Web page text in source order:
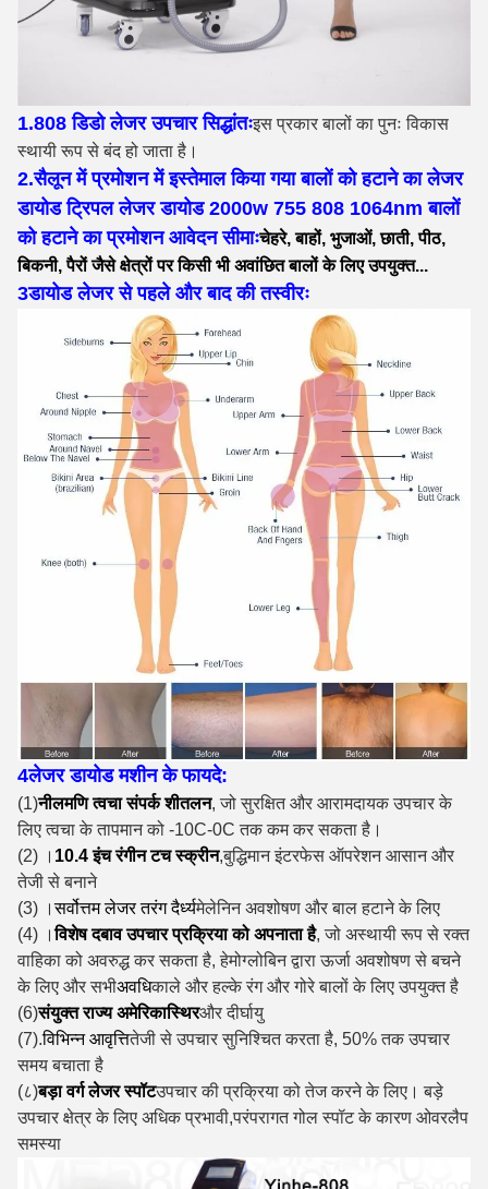
1.808 डिडो लेजर उपचार सिद्धांतःइस प्रकार बालों का पुनः विकास
स्थायी रूप से बंद हो जाता है।
2.सैलून में प्रमोशन में इस्तेमाल किया गया बालों को हटाने का लेजर
डायोड ट्रिपल लेजर डायोड 2000w 755 808 1064nm बालों
को हटाने का प्रमोशन आवेदन सीमाःचेहरे, बाहों, भुजाओं, छाती, पीठ,
बिकनी, पैरों जैसे क्षेत्रों पर किसी भी अवांछित बालों के लिए उपयुक्त...
3डायोड लेजर से पहले और बाद की तस्वीरः
4लेजर डायोड मशीन के फायदे:
(1)नीलमणि त्वचा संपर्क शीतलन, जो सुरक्षित और आरामदायक उपचार के
लिए त्वचा के तापमान को -10C-0C तक कम कर सकता है।
(2) । 10.4 इंच रंगीन टच स्क्रीन,बुद्धिमान इंटरफेस ऑपरेशन आसान और
तेजी से बनाने
(3) ।सर्वोत्तम लेजर तरंग दैर्ध्यमेलेनिन अवशोषण और बाल हटाने के लिए
(4) ।विशेष दबाव उपचार प्रक्रिया को अपनाता है, जो अस्थायी रूप से रक्त
वाहिका को अवरुद्ध कर सकता है, हेमोग्लोबिन द्वारा ऊर्जा अवशोषण से बचने
के लिए और सभीअवधिकाले और हल्के रंग और गोरे बालों के लिए उपयुक्त है
(6)संयुक्त राज्य अमेरिकास्थिरऔर दीर्घायु
(7).विभिन्न आवृत्तितेजी से उपचार सुनिश्चित करता है, 50% तक उपचार
समय बचाता है
(८)बड़ा वर्ग लेजर स्पॉटउपचार की प्रक्रिया को तेज करने के लिए। बड़े
उपचार क्षेत्र के लिए अधिक प्रभावी,परंपरागत गोल स्पॉट के कारण ओवरलैप
समस्या